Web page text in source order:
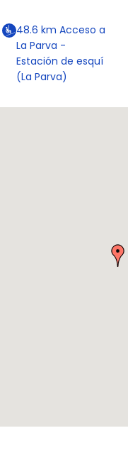
48.6 km Acceso a
La Parva -
Estación de esquí
(La Parva)